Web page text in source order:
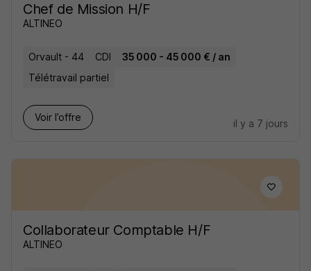
Chef de Mission H/F
ALTINEO
Orvault - 44 CDI
35 000 - 45 000 € / an
Télétravail partiel
Voir l’offre
il y a 7 jours
Collaborateur Comptable H/F
ALTINEO